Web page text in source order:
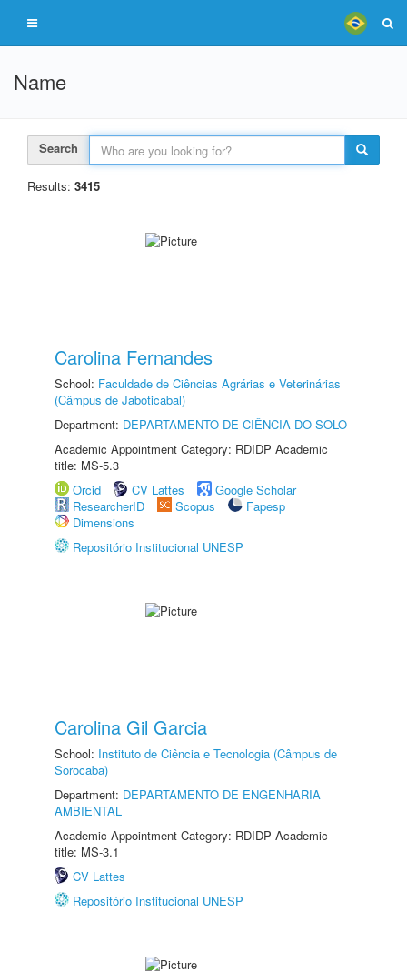
Name
Search
Results: 3415
Carolina Fernandes
School: Faculdade de Ciências Agrárias e Veterinárias
(Câmpus de Jaboticabal)
Department: DEPARTAMENTO DE CIÊNCIA DO SOLO
Academic Appointment Category: RDIDP Academic
title: MS-5.3
Orcid
CV Lattes
Google Scholar
ResearcherID
Scopus
Fapesp
Dimensions
Repositório Institucional UNESP
Carolina Gil Garcia
School: Instituto de Ciência e Tecnologia (Câmpus de
Sorocaba)
Department: DEPARTAMENTO DE ENGENHARIA
AMBIENTAL
Academic Appointment Category: RDIDP Academic
title: MS-3.1
CV Lattes
Repositório Institucional UNESP